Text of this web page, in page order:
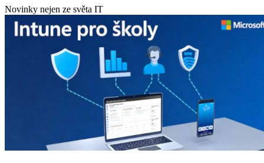
Novinky nejen ze světa IT